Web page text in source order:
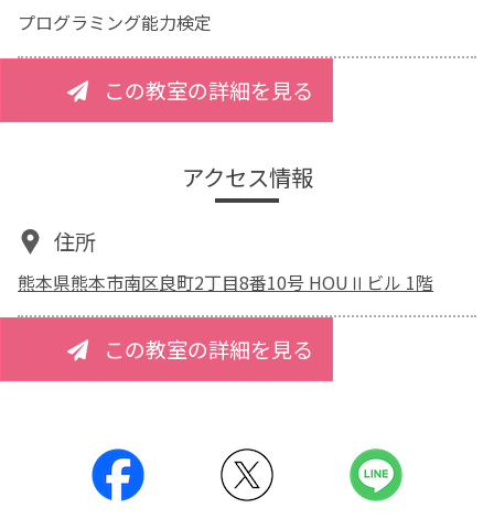
プログラミング能力検定
この教室の詳細を見る
アクセス情報
住所
熊本県熊本市南区良町2丁目8番10号 HOUⅡビル 1階
この教室の詳細を見る